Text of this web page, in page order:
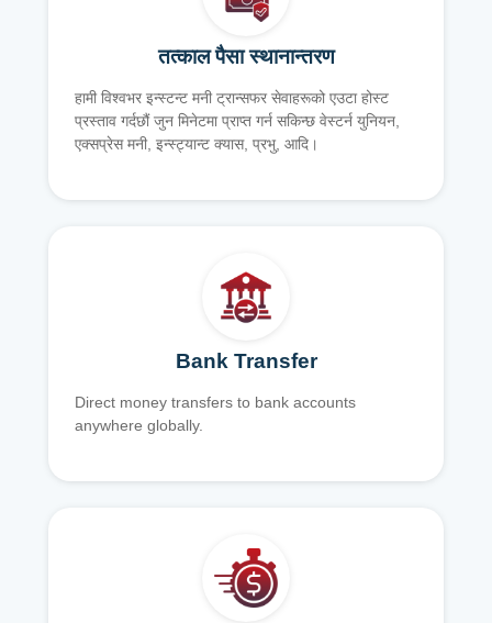
तत्काल पैसा स्थानान्तरण
हामी विश्वभर इन्स्टन्ट मनी ट्रान्सफर सेवाहरूको एउटा होस्ट
प्रस्ताव गर्दछौं जुन मिनेटमा प्राप्त गर्न सकिन्छ वेस्टर्न युनियन,
एक्सप्रेस मनी, इन्स्ट्यान्ट क्यास, प्रभु, आदि।
Bank Transfer
Direct money transfers to bank accounts
anywhere globally.